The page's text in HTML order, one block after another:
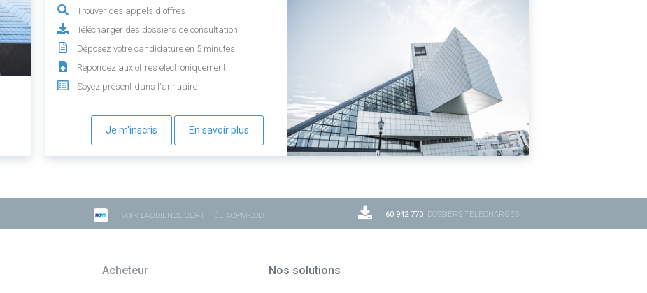
Trouver des appels d'offres
Télécharger des dossiers de consultation
Déposez votre candidature en 5 minutes
Répondez aux offres électroniquement
Soyez présent dans l'annuaire
Je m'inscris En savoir plus
VOIR L'AUDIENCE CERTIFIÉE ACPM-OJD 60 942 770 DOSSIERS TÉLÉCHARGÉS
Acheteur Nos solutions